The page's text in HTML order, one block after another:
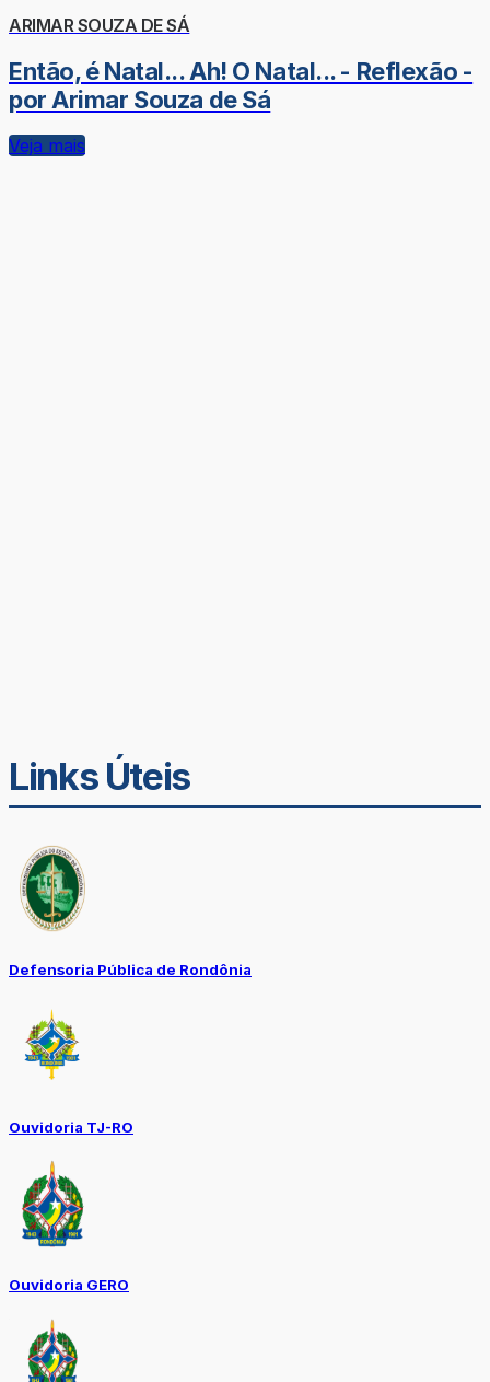
ARIMAR SOUZA DE SÁ
Então, é Natal... Ah! O Natal... - Reflexão -
por Arimar Souza de Sá
Veja mais
Links Úteis
Defensoria Pública de Rondônia
Ouvidoria TJ-RO
Ouvidoria GERO